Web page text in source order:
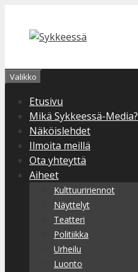
sisältöön
Valikko
Etusivu
Mikä Sykkeessä-Media?
Näköislehdet
Ilmoita meillä
Ota yhteyttä
Aiheet
Kulttuuririennot
Näyttelyt
Teatteri
Politiikka
Urheilu
Luonto